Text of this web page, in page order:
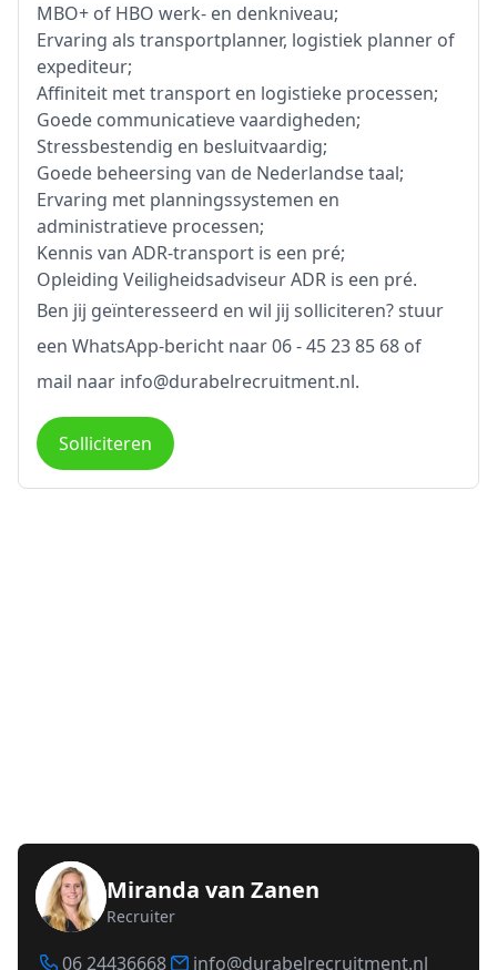
MBO+ of HBO werk- en denkniveau;
Ervaring als transportplanner, logistiek planner of
expediteur;
Affiniteit met transport en logistieke processen;
Goede communicatieve vaardigheden;
Stressbestendig en besluitvaardig;
Goede beheersing van de Nederlandse taal;
Ervaring met planningssystemen en
administratieve processen;
Kennis van ADR-transport is een pré;
Opleiding Veiligheidsadviseur ADR is een pré.
Ben jij geïnteresseerd en wil jij solliciteren? stuur
een WhatsApp-bericht naar 06 - 45 23 85 68 of
mail naar info@durabelrecruitment.nl.
Solliciteren
Miranda van Zanen
Recruiter
06 24436668 info@durabelrecruitment.nl